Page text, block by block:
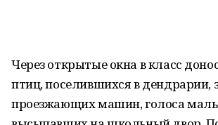
Через открытые окна в класс
птиц, поселившихся в дендрарии,
проезжающих машин, голоса